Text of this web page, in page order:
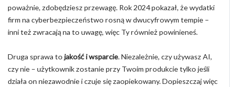
poważnie, zdobędziesz przewagę. Rok 2024 pokazał, że wydatki
firm na cyberbezpieczeństwo rosną w dwucyfrowym tempie –
inni też zwracają na to uwagę, więc Ty również powinieneś.
Druga sprawa to jakość i wsparcie. Niezależnie, czy używasz AI,
czy nie – użytkownik zostanie przy Twoim produkcie tylko jeśli
działa on niezawodnie i czuje się zaopiekowany. Dopieszczaj więc